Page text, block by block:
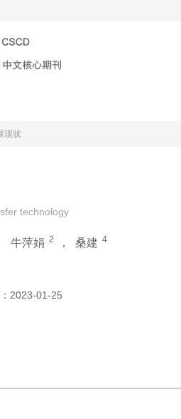
现状
technology
牛萍娟 2 ， 桑建 4
2023-01-25